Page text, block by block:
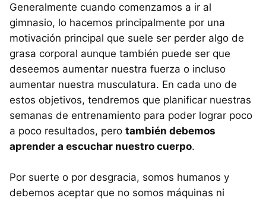
Generalmente cuando comenzamos a ir al
gimnasio, lo hacemos principalmente por una
motivación principal que suele ser perder algo de
grasa corporal aunque también puede ser que
deseemos aumentar nuestra fuerza o incluso
aumentar nuestra musculatura. En cada uno de
estos objetivos, tendremos que planificar nuestras
semanas de entrenamiento para poder lograr poco
a poco resultados, pero también debemos
aprender a escuchar nuestro cuerpo.
Por suerte o por desgracia, somos humanos y
debemos aceptar que no somos máquinas ni